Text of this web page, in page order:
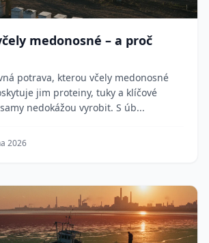
medonosné – a proč
potrava, kterou včely medonosné
jim proteiny, tuky a klíčové
nedokážou vyrobit. S úb...
2026